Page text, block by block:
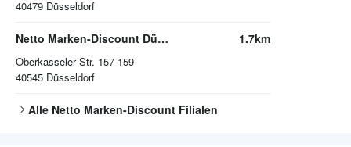
40479 Düsseldorf
Netto Marken-Discount Düsseldorf
Oberkasseler Str. 157-159
40545 Düsseldorf
1.7km
Alle Netto Marken-Discount Filialen